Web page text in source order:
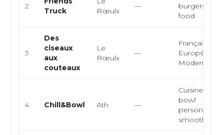
2
Truck
Rœulx
—
burgers,
food
3
Des
ciseaux
aux
couteaux
Le
Rœulx
—
Française,
Moderne
4 Chill&Bowl Ath —
Cuisine
bowl
smoothie